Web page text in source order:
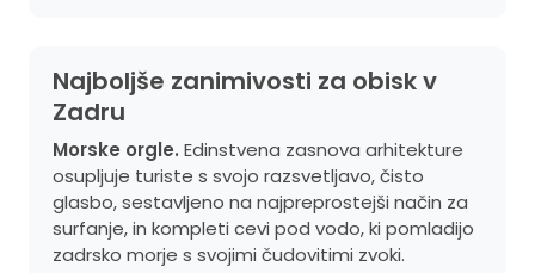
Najboljše zanimivosti za obisk v
Zadru
Morske orgle. Edinstvena zasnova arhitekture
osupljuje turiste s svojo razsvetljavo, čisto
glasbo, sestavljeno na najpreprostejši način za
surfanje, in kompleti cevi pod vodo, ki pomladijo
zadrsko morje s svojimi čudovitimi zvoki.